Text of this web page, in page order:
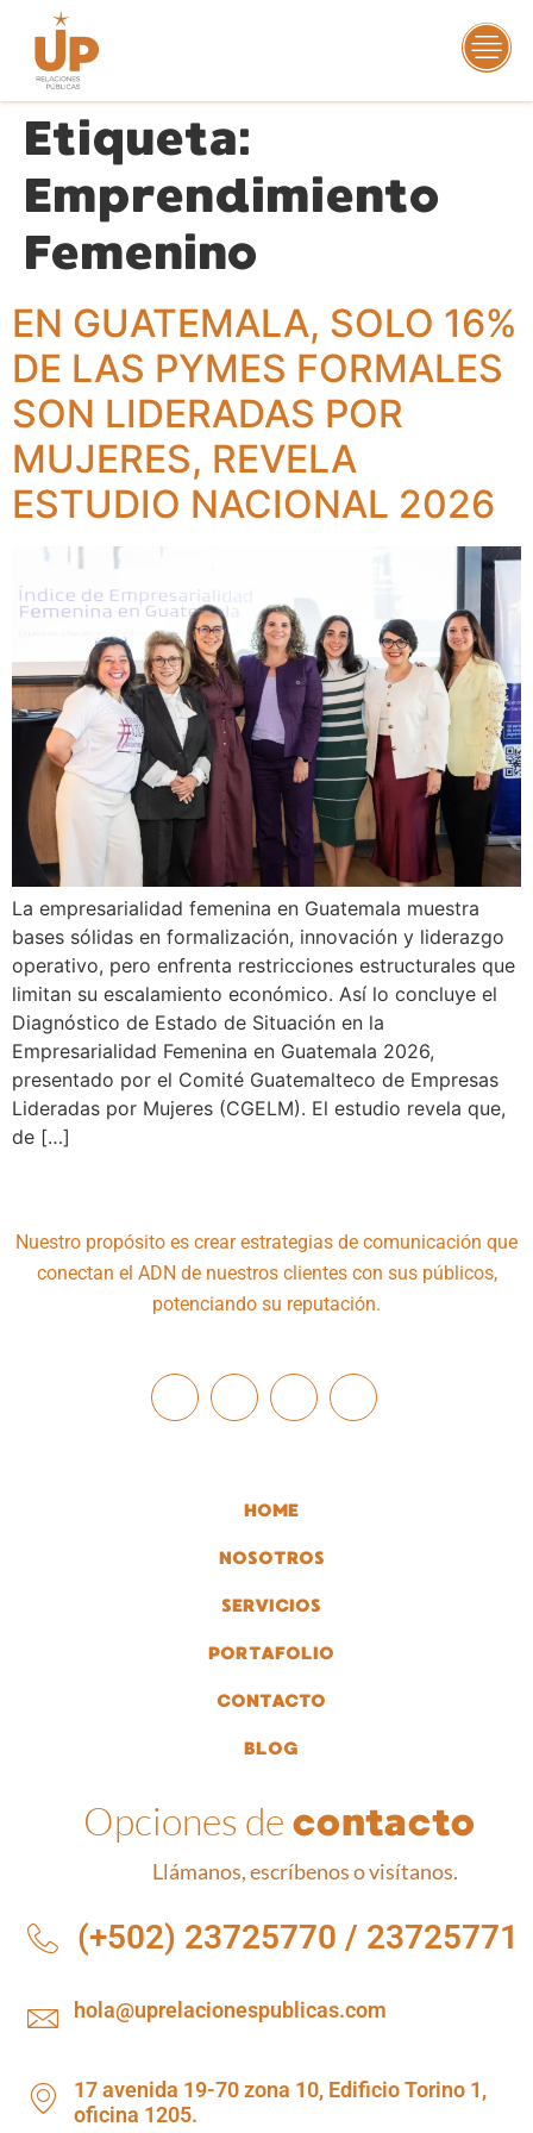
Etiqueta:
Emprendimiento
Femenino
EN GUATEMALA, SOLO 16%
DE LAS PYMES FORMALES
SON LIDERADAS POR
MUJERES, REVELA
ESTUDIO NACIONAL 2026
La empresarialidad femenina en Guatemala muestra
bases sólidas en formalización, innovación y liderazgo
operativo, pero enfrenta restricciones estructurales que
limitan su escalamiento económico. Así lo concluye el
Diagnóstico de Estado de Situación en la
Empresarialidad Femenina en Guatemala 2026,
presentado por el Comité Guatemalteco de Empresas
Lideradas por Mujeres (CGELM). El estudio revela que,
de […]
Nuestro propósito es crear estrategias de comunicación que
conectan el ADN de nuestros clientes con sus públicos,
potenciando su reputación.
HOME
NOSOTROS
SERVICIOS
PORTAFOLIO
CONTACTO
BLOG
Opciones de contacto
Llámanos, escríbenos o visítanos.
(+502) 23725770 / 23725771
hola@uprelacionespublicas.com
17 avenida 19-70 zona 10, Edificio Torino 1,
oficina 1205.